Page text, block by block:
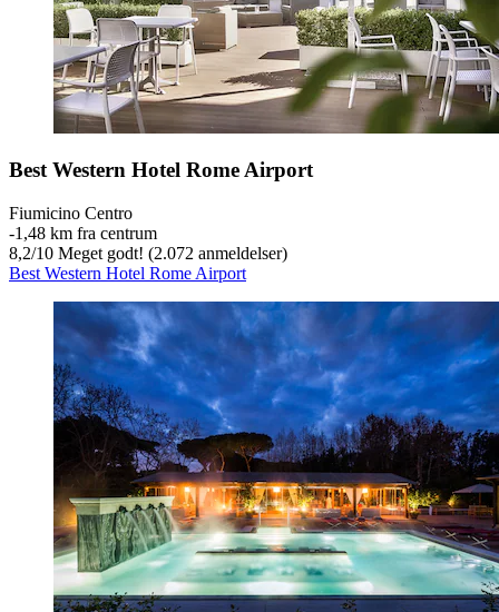
Best Western Hotel Rome Airport
Fiumicino Centro
‐1,48 km fra centrum
8,2/10 Meget godt! (2.072 anmeldelser)
Best Western Hotel Rome Airport